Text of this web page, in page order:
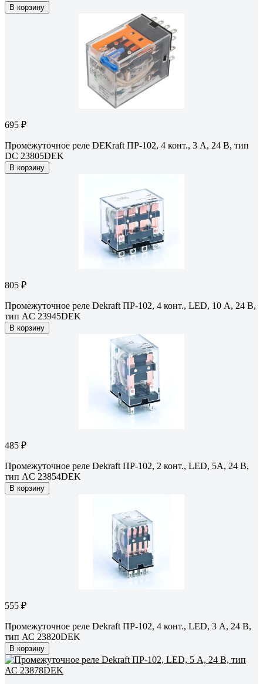
В корзину
695 ₽
Промежуточное реле DEKraft ПР-102, 4 конт., 3 А, 24 В, тип
DC 23805DEK
В корзину
805 ₽
Промежуточное реле Dekraft ПР-102, 4 конт., LED, 10 А, 24 В,
тип AC 23945DEK
В корзину
485 ₽
Промежуточное реле Dekraft ПР-102, 2 конт., LED, 5A, 24 B,
тип AC 23854DEK
В корзину
555 ₽
Промежуточное реле Dekraft ПР-102, 4 конт., LED, 3 А, 24 В,
тип АС 23820DEK
В корзину